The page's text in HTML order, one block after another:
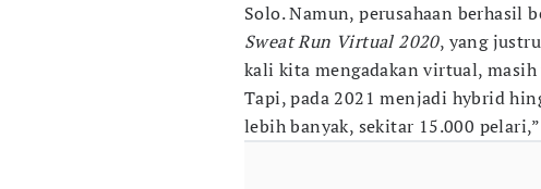
Solo. Namun, perusahaan berhasil
Sweat Run Virtual 2020, yang
kali kita mengadakan virtual,
Tapi, pada 2021 menjadi hybrid
lebih banyak, sekitar 15.000